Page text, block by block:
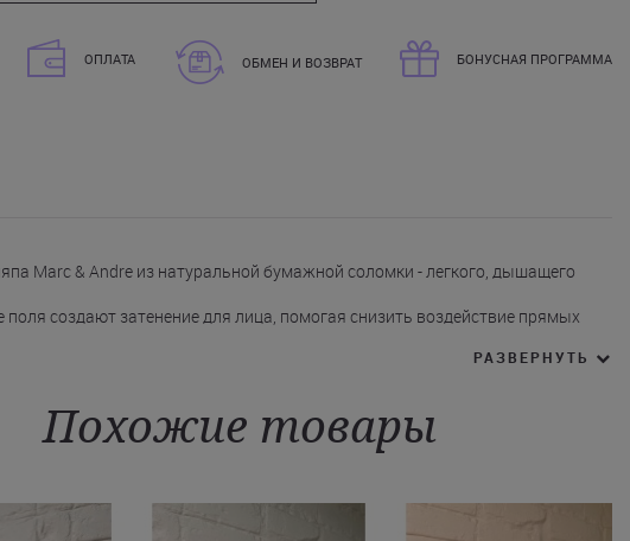
ОПЛАТА ОБМЕН И ВОЗВРАТ БОНУСНАЯ ПРОГРАММА
Marc & Andre из натуральной бумажной соломки - легкого, дышащего
создают затенение для лица, помогая снизить воздействие прямых
Андре дополнен декоративным элементом в виде плетеной косички,
вписывается в разные сценарии отдыха: ее удобно взять с собой на пляж,
в парке, использовать в походах, поездках на природу или кемпинге.
Marc & Andre можно в интернет-магазине Juliette с быстрой доставкой
РАЗВЕРНУТЬ
Похожие товары